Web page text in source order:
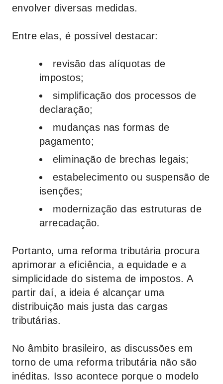
envolver diversas medidas.
Entre elas, é possível destacar:
revisão das alíquotas de
impostos;
simplificação dos processos de
declaração;
mudanças nas formas de
pagamento;
eliminação de brechas legais;
estabelecimento ou suspensão de
isenções;
modernização das estruturas de
arrecadação.
Portanto, uma reforma tributária procura
aprimorar a eficiência, a equidade e a
simplicidade do sistema de impostos. A
partir daí, a ideia é alcançar uma
distribuição mais justa das cargas
tributárias.
No âmbito brasileiro, as discussões em
torno de uma reforma tributária não são
inéditas. Isso acontece porque o modelo